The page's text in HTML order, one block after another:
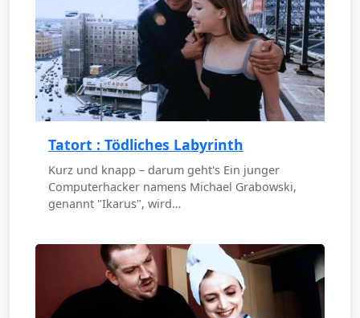
Tatort : Tödliches Labyrinth
Kurz und knapp – darum geht's Ein junger
Computerhacker namens Michael Grabowski,
genannt "Ikarus", wird…